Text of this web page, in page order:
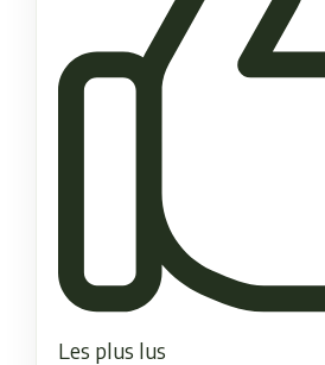
Les plus lus